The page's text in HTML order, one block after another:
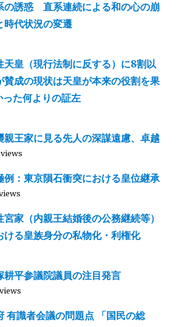
の誘惑 直系連続による和の心の崩
時代状況の変遷
天皇（現行法制に反する）に8割以
賛成の現状は天皇が本来の役割を果
った何よりの証左
親王家に見る先人の深謀遠慮、卓越
例：東京隕石衝突における皇位継承
宮家（内親王結婚後の公務継続等）
ける皇族身分の私物化・利権化
耕平参議院議員の注目発言
有識者会議の問題点 「国民の総